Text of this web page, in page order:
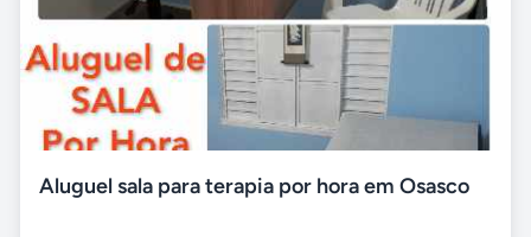
Aluguel sala para terapia por hora em Osasco